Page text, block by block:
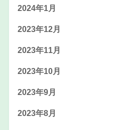
2024年1月
2023年12月
2023年11月
2023年10月
2023年9月
2023年8月